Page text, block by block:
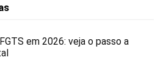
em 2026: veja o passo a